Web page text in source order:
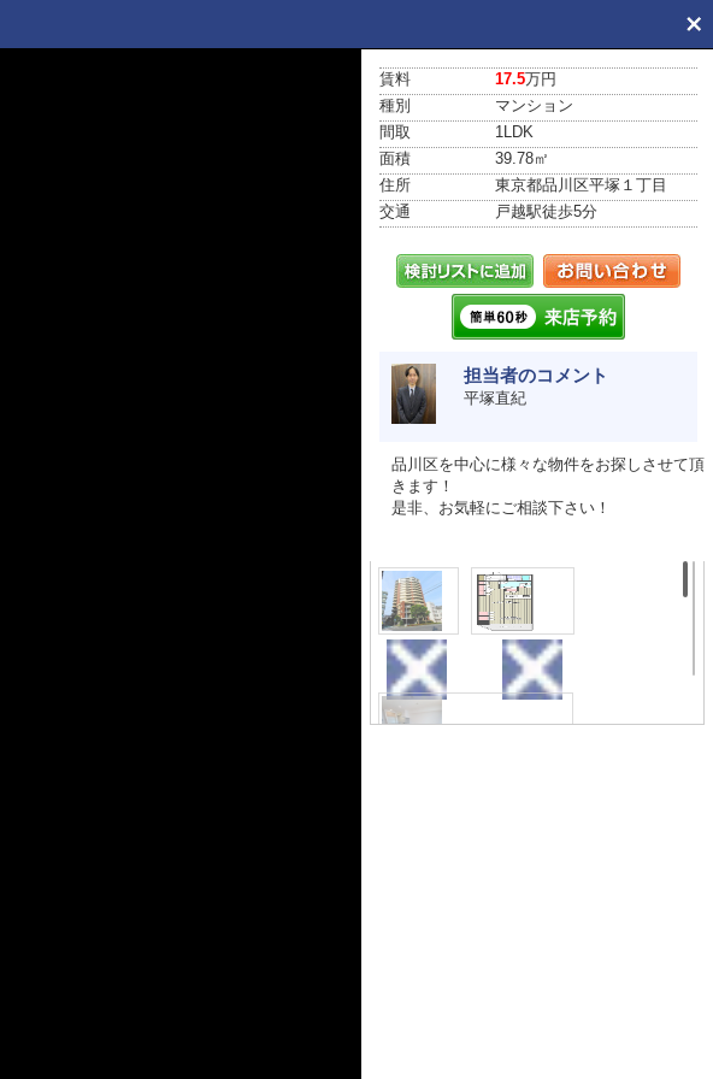
賃料 17.5万円
種別
マンション
間取
1LDK
面積
39.78㎡
住所
東京都品川区平塚１丁目
交通
戸越駅徒歩5分
担当者のコメント
平塚直紀
品川区を中心に様々な物件をお探しさせて頂
きます！
是非、お気軽にご相談下さい！
外観 間取り